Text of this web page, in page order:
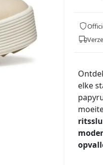
elke